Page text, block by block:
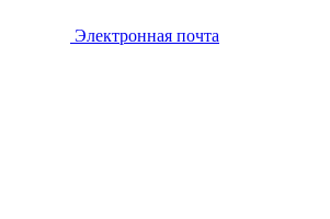
Электронная почта